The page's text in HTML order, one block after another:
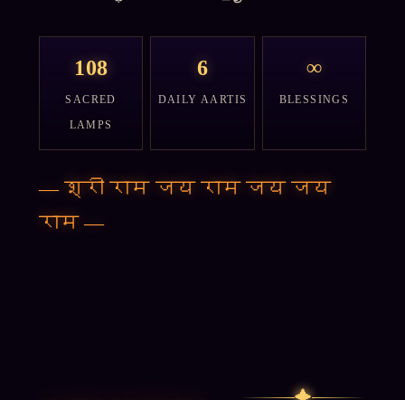
108
SACRED
LAMPS
6
DAILY AARTIS
∞
BLESSINGS
—श्री राम जय राम जय जय
राम—